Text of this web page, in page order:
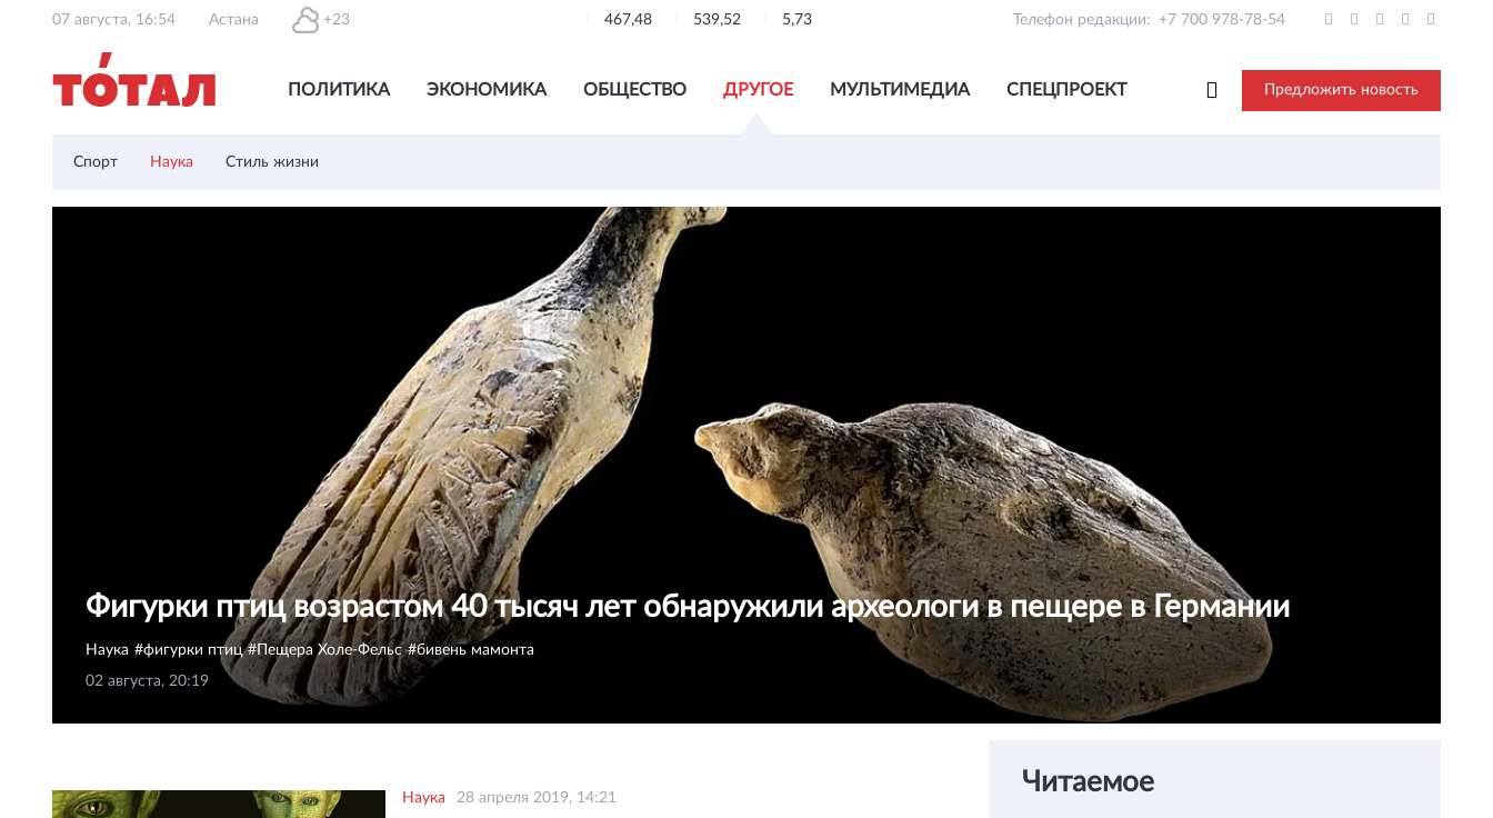
07 августа, 16:54 Астана +23 467,48 539,52 5,73 Телефон редакции: +7 700 978-78-54
ПОЛИТИКА ЭКОНОМИКА ОБЩЕСТВО ДРУГОЕ МУЛЬТИМЕДИА СПЕЦПРОЕКТ Предложить новость
Спорт Наука Стиль жизни
Фигурки птиц возрастом 40 тысяч лет обнаружили археологи в пещере в Германии
Наука фигурки птиц Пещера Холе-Фельс
бивень мамонта
02 августа, 20:19
Наука 28 апреля 2019, 14:21
Читаемое